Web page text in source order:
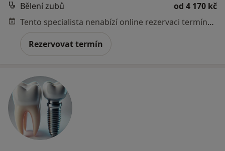
Bělení zubů
od 4 170 kč
Tento specialista nenabízí online rezervaci termínu na této adrese.
Rezervovat termín